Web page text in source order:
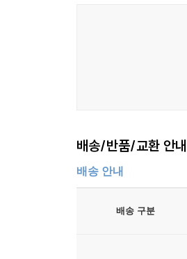
배송/반품/교환 안내
배송 안내
배송 구분